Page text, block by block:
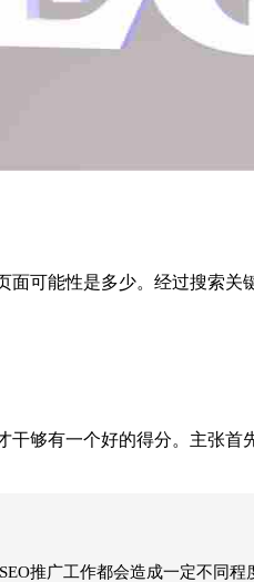
能性是多少。经过搜索关
有一个好的得分。主张首
推广工作都会造成一定不同